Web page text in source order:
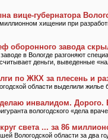
вице-губернатора
хищении при
оборонного завода
в Вологде разгоняют
деньги, выведенные
по ЖКХ за плесень и
области выделили жилье
инвалидом. Дорого.
вологодского «дела
света ... за 86
Вологодской области за два